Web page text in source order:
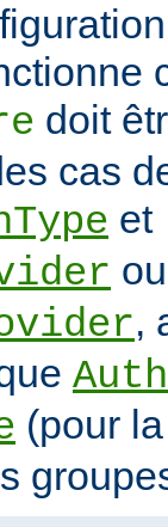
doit
cas
et
ou
,
(pour